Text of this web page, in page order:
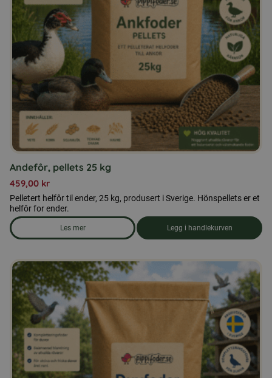
Andefôr, pellets 25 kg
459,00 kr
Pelletert helfôr til ender, 25 kg, produsert i Sverige. Hönspellets er et
helfôr for ender.
Les mer
om produkten Andefôr, pellets 25 kg
Legg i handlekurven